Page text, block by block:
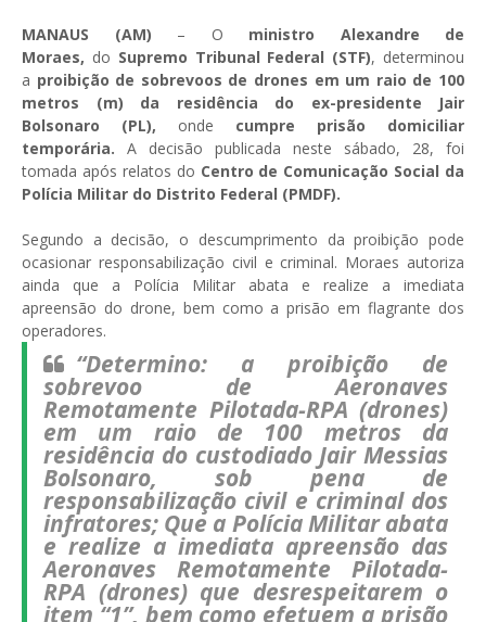
MANAUS (AM) – O ministro Alexandre de
Moraes, do Supremo Tribunal Federal (STF), determinou
a proibição de sobrevoos de drones em um raio de 100
metros (m) da residência do ex-presidente Jair
Bolsonaro (PL), onde cumpre prisão domiciliar
temporária. A decisão publicada neste sábado, 28, foi
tomada após relatos do Centro de Comunicação Social da
Polícia Militar do Distrito Federal (PMDF).
Segundo a decisão, o descumprimento da proibição pode
ocasionar responsabilização civil e criminal. Moraes autoriza
ainda que a Polícia Militar abata e realize a imediata
apreensão do drone, bem como a prisão em flagrante dos
operadores.
“Determino: a proibição de
sobrevoo de Aeronaves
Remotamente Pilotada-RPA (drones)
em um raio de 100 metros da
residência do custodiado Jair Messias
Bolsonaro, sob pena de
responsabilização civil e criminal dos
infratores; Que a Polícia Militar abata
e realize a imediata apreensão das
Aeronaves Remotamente Pilotada-
RPA (drones) que desrespeitarem o
item “1”, bem como efetuem a prisão